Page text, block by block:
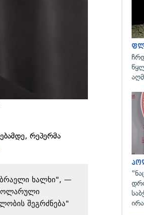
რეპერმა
ებრაელი ხალხი", —
შეგრძნება"